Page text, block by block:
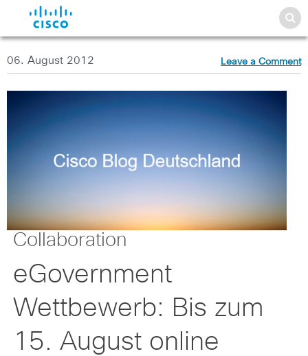
06. August 2012 Leave a Comment
Collaboration
eGovernment
Wettbewerb: Bis zum
15. August online